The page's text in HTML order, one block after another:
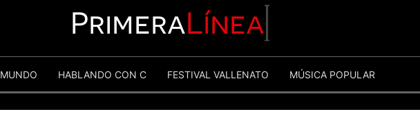
PrimeraLínea
MUNDO HABLANDO CON C FESTIVAL VALLENATO MÚSICA POPULAR